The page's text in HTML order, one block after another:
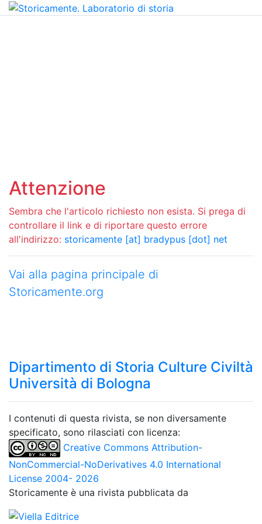
Attenzione
Sembra che l'articolo richiesto non esista. Si prega di
controllare il link e di riportare questo errore
all'indirizzo: storicamente [at] bradypus [dot] net
Vai alla pagina principale di
Storicamente.org
Dipartimento di Storia Culture Civiltà
Università di Bologna
I contenuti di questa rivista, se non diversamente
specificato, sono rilasciati con licenza:
Creative Commons Attribution-
NonCommercial-NoDerivatives 4.0 International
License 2004- 2026
Storicamente è una rivista pubblicata da